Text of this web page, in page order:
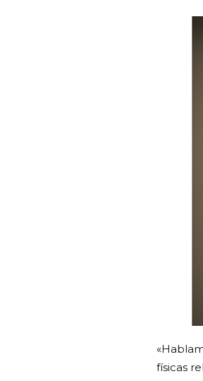
físicas